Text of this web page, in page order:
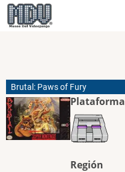
Pasar
al
Brutal: Paws of Fury
Plataforma
Región